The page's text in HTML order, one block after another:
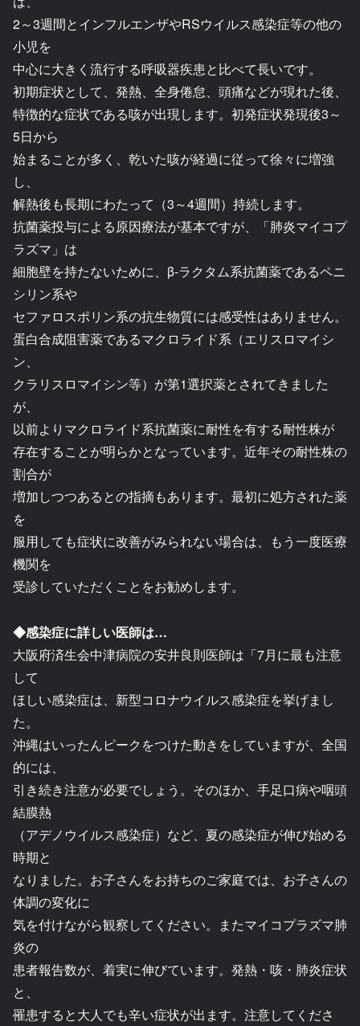
2～3週間とインフルエンザやRSウイルス感染症等の他の
小児を
中心に大きく流行する呼吸器疾患と比べて長いです。
初期症状として、発熱、全身倦怠、頭痛などが現れた後、
特徴的な症状である咳が出現します。初発症状発現後3～
5日から
始まることが多く、乾いた咳が経過に従って徐々に増強
し、
解熱後も長期にわたって（3～4週間）持続します。
抗菌薬投与による原因療法が基本ですが、「肺炎マイコプ
ラズマ」は
細胞壁を持たないために、β-ラクタム系抗菌薬であるペニ
シリン系や
セファロスポリン系の抗生物質には感受性はありません。
蛋白合成阻害薬であるマクロライド系（エリスロマイシ
ン、
クラリスロマイシン等）が第1選択薬とされてきました
が、
以前よりマクロライド系抗菌薬に耐性を有する耐性株が
存在することが明らかとなっています。近年その耐性株の
割合が
増加しつつあるとの指摘もあります。最初に処方された薬
を
服用しても症状に改善がみられない場合は、もう一度医療
機関を
受診していただくことをお勧めします。
◆感染症に詳しい医師は…
大阪府済生会中津病院の安井良則医師は「7月に最も注意
して
ほしい感染症は、新型コロナウイルス感染症を挙げまし
た。
沖縄はいったんピークをつけた動きをしていますが、全国
的には、
引き続き注意が必要でしょう。そのほか、手足口病や咽頭
結膜熱
（アデノウイルス感染症）など、夏の感染症が伸び始める
時期と
なりました。お子さんをお持ちのご家庭では、お子さんの
体調の変化に
気を付けながら観察してください。またマイコプラズマ肺
炎の
患者報告数が、着実に伸びています。発熱・咳・肺炎症状
と、
罹患すると大人でも辛い症状が出ます。注意してくださ